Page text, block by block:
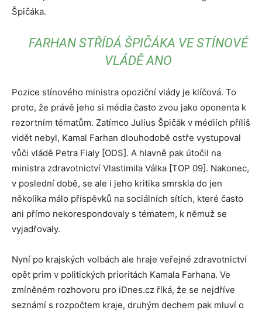
Špičáka.
FARHAN STŘÍDÁ ŠPIČÁKA VE STÍNOVÉ
VLÁDĚ ANO
Pozice stínového ministra opoziční vlády je klíčová. To
proto, že právě jeho si média často zvou jako oponenta k
rezortním tématům. Zatímco Julius Špičák v médiích příliš
vidět nebyl, Kamal Farhan dlouhodobě ostře vystupoval
vůči vládě Petra Fialy [ODS]. A hlavně pak útočil na
ministra zdravotnictví Vlastimila Válka [TOP 09]. Nakonec,
v poslední době, se ale i jeho kritika smrskla do jen
několika málo příspěvků na sociálních sítích, které často
ani přímo nekorespondovaly s tématem, k němuž se
vyjadřovaly.
Nyní po krajských volbách ale hraje veřejné zdravotnictví
opět prim v politických prioritách Kamala Farhana. Ve
zmíněném rozhovoru pro iDnes.cz říká, že se nejdříve
seznámí s rozpočtem kraje, druhým dechem pak mluví o